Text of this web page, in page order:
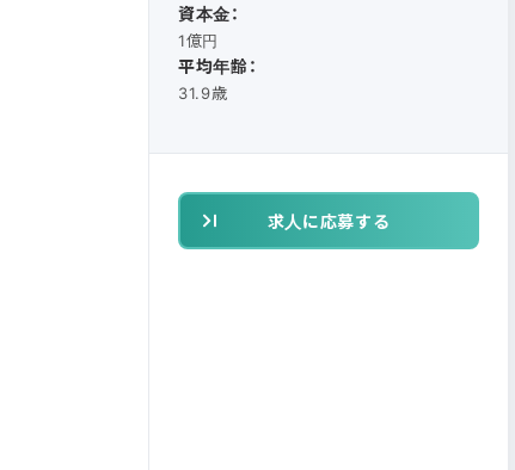
資本金：
1億円
平均年齢：
31.9歳
求人に応募する